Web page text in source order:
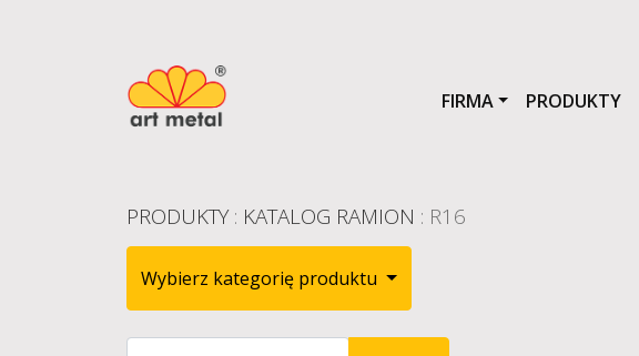
FIRMA PRODUKTY
PRODUKTY: KATALOG RAMION : R16
Wybierz kategorię produktu